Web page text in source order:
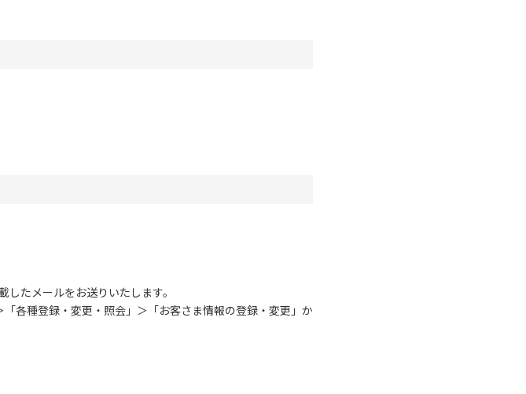
たメールをお送りいたします。
各種登録・変更・照会」＞「お客さま情報の登録・変更」か